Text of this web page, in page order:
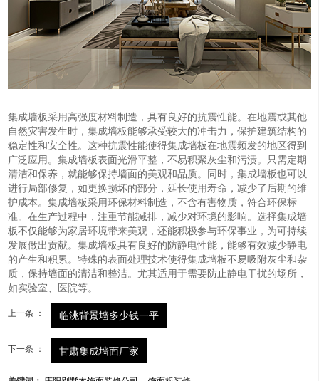
集成墙板采用高强度材料制造，具有良好的抗震性能。在地震或其他
自然灾害发生时，集成墙板能够承受较大的冲击力，保护建筑结构的
稳定性和安全性。这种抗震性能使得集成墙板在地震频发的地区得到
广泛应用。集成墙板表面光滑平整，不易积聚灰尘和污渍。只需定期
清洁和保养，就能够保持墙面的美观和品质。同时，集成墙板也可以
进行局部修复，如更换损坏的部分，延长使用寿命，减少了后期的维
护成本。集成墙板采用环保材料制造，不含有害物质，符合环保标
准。在生产过程中，注重节能减排，减少对环境的影响。选择集成墙
板不仅能够为家居环境带来美观，还能积极参与环保事业，为可持续
发展做出贡献。集成墙板具有良好的防静电性能，能够有效减少静电
的产生和积累。特殊的表面处理技术使得集成墙板不易吸附灰尘和杂
质，保持墙面的清洁和整洁。尤其适用于需要防止静电干扰的场所，
如实验室、医院等。
上一条 ： 临洮背景墙多少钱一平
下一条 ： 甘肃集成墙面厂家